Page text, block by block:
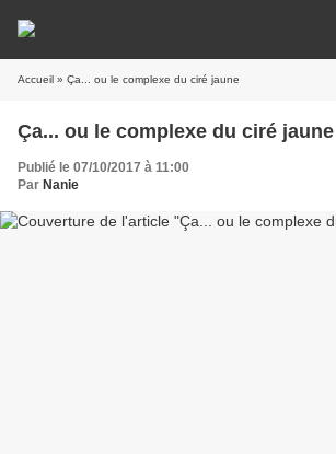
Accueil » Ça... ou le complexe du ciré jaune
Ça... ou le complexe du ciré jaune
Publié le 07/10/2017 à 11:00
Par Nanie